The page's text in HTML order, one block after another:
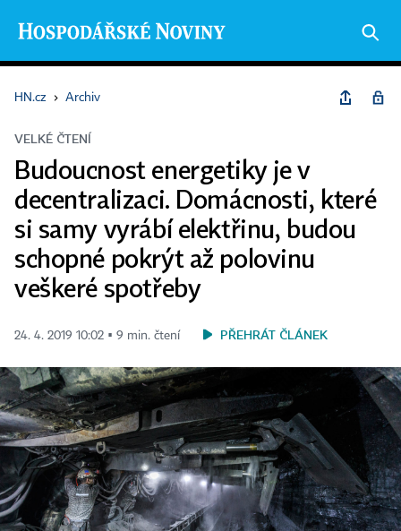
HN.cz › Archiv
VELKÉ ČTENÍ
Budoucnost energetiky je v
decentralizaci. Domácnosti, které
si samy vyrábí elektřinu, budou
schopné pokrýt až polovinu
veškeré spotřeby
24. 4. 2019 10:02 ▪ 9 min. čtení PŘEHRÁT ČLÁNEK